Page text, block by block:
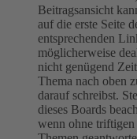
Beitragsansicht
auf die erste Seite
entsprechenden
möglicherweise
nicht genügend
Thema nach oben
darauf schreibst.
dieses Boards
wenn ohne triftigen